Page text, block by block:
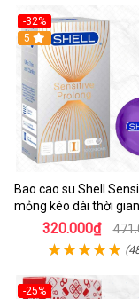
-32%
5
Bao cao su Shell
mỏng kéo dài thời
320.000₫
-25%